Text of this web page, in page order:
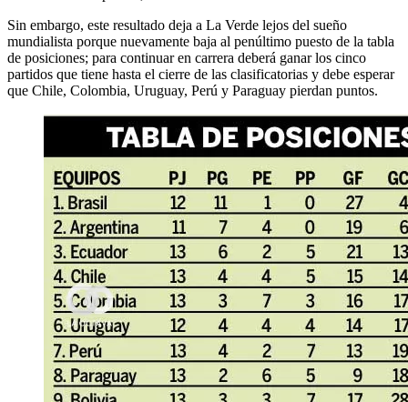
Sin embargo, este resultado deja a La Verde lejos del sueño
mundialista porque nuevamente baja al penúltimo puesto de la tabla
de posiciones; para continuar en carrera deberá ganar los cinco
partidos que tiene hasta el cierre de las clasificatorias y debe esperar
que Chile, Colombia, Uruguay, Perú y Paraguay pierdan puntos.